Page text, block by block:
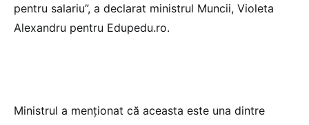
pentru salariu”, a declarat ministrul Muncii, Violeta
Alexandru pentru Edupedu.ro.
Ministrul a menţionat că aceasta este una dintre